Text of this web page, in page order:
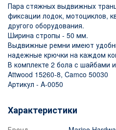
Пара стяжных выдвижных
фиксации лодок, мотоциклов,
другого оборудования.
Ширина стропы - 50 мм.
Выдвижные ремни имеют
надежные крючки на каждом
В комплекте 2 бола с шайбами
Attwood 15260-8, Camco 50030
Артикул - A-0050
Характеристики